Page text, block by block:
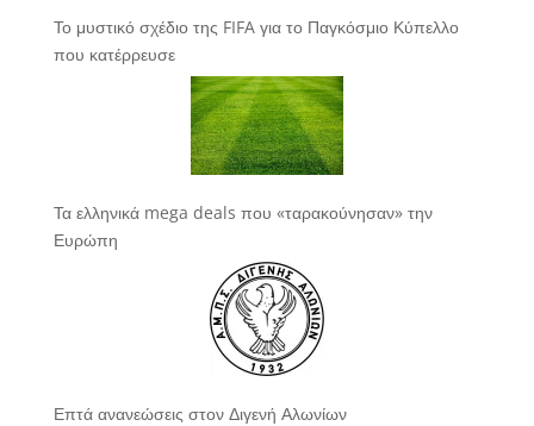
Το μυστικό σχέδιο της FIFA για το Παγκόσμιο Κύπελλο
που κατέρρευσε
Τα ελληνικά mega deals που «ταρακούνησαν» την
Ευρώπη
Επτά ανανεώσεις στον Διγενή Αλωνίων